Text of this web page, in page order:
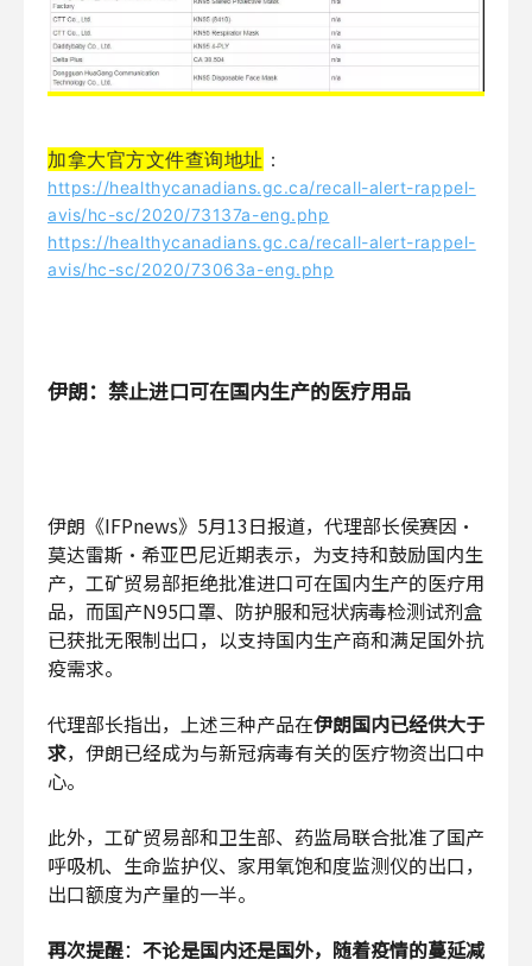
加拿大官方文件查询地址 ：
https://healthycanadians.gc.ca/recall-alert-rappel-
avis/hc-sc/2020/73137a-eng.php
https://healthycanadians.gc.ca/recall-alert-rappel-
avis/hc-sc/2020/73063a-eng.php
伊朗：禁止进口可在国内生产的医疗用品
伊朗《IFPnews》5月13日报道，代理部长侯赛因·
莫达雷斯·希亚巴尼近期表示，为支持和鼓励国内生
产，工矿贸易部拒绝批准进口可在国内生产的医疗用
品，而国产N95口罩、防护服和冠状病毒检测试剂盒
已获批无限制出口，以支持国内生产商和满足国外抗
疫需求。
代理部长指出，上述三种产品在伊朗国内已经供大于
求，伊朗已经成为与新冠病毒有关的医疗物资出口中
心。
此外，工矿贸易部和卫生部、药监局联合批准了国产
呼吸机、生命监护仪、家用氧饱和度监测仪的出口，
出口额度为产量的一半。
再次提醒： 不论是国内还是国外，随着疫情的蔓延减